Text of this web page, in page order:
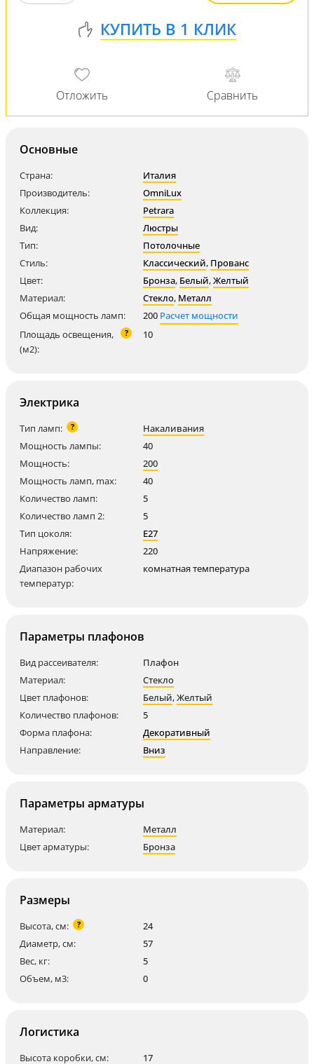
Основные
Страна:
Италия
Производитель:
OmniLux
Коллекция:
Petrara
Вид:
Люстры
Тип:
Потолочные
Стиль:
Классический, Прованс
Цвет:
Бронза, Белый,Желтый
Материал:
Стекло, Металл
Общая мощность ламп:
200 Расчет мощности
Площадь освещения,
(м2):
? 10
Электрика
Тип ламп: ?
Накаливания
Мощность лампы:
40
Мощность:
200
Мощность ламп, max:
40
Количество ламп:
5
Количество ламп 2:
5
Тип цоколя:
E27
Напряжение:
220
Диапазон рабочих
температур:
комнатная температура
Параметры плафонов
Вид рассеивателя:
Плафон
Материал:
Стекло
Цвет плафонов:
Белый,Желтый
Количество плафонов:
5
Форма плафона:
Декоративный
Направление:
Вниз
Параметры арматуры
Материал:
Металл
Цвет арматуры:
Бронза
Размеры
Высота, см: ?
24
Диаметр, см:
57
Вес, кг:
5
Объем, м3:
0
Логистика
Высота коробки, см: 17